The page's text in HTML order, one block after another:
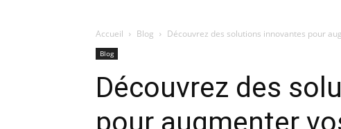
Accueil Blog Découvrez des solutions innovantes pour
Blog
Découvrez des
pour augmenter